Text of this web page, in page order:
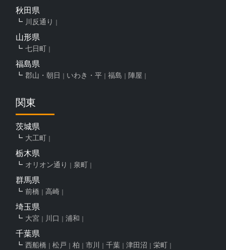
秋田県
川反通り
山形県
七日町
福島県
郡山・朝日 いわき・平 福島 陣屋
関東
茨城県
大工町
栃木県
オリオン通り 泉町
群馬県
前橋 高崎
埼玉県
大宮 川口 浦和
千葉県
西船橋 松戸 柏 市川 千葉 津田沼 栄町